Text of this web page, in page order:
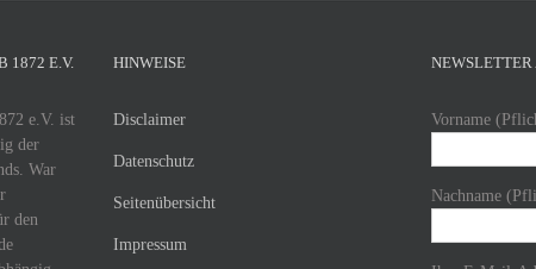
1872 E.V.
e.V. ist
der
War
den
HINWEISE
Disclaimer
Datenschutz
Seitenübersicht
Impressum
Vorname
Nachname